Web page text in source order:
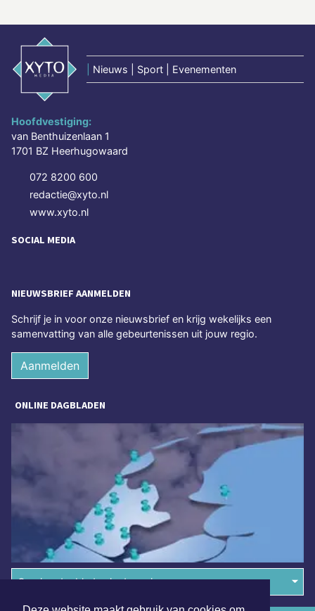
Nieuws | Sport | Evenementen
Hoofdvestiging:
van Benthuizenlaan 1
1701 BZ Heerhugowaard
072 8200 600
redactie@xyto.nl
www.xyto.nl
SOCIAL MEDIA
NIEUWSBRIEF AANMELDEN
Schrijf je in voor onze nieuwsbrief en krijg wekelijks een
samenvatting van alle gebeurtenissen uit jouw regio.
Aanmelden
ONLINE DAGBLADEN
Overige dagbladen in de regio